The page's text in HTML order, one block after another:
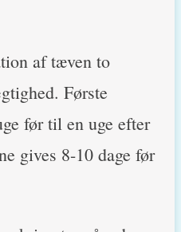
af tæven to
Første
før til en uge efter
gives 8-10 dage før